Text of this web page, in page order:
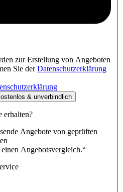
zur Erstellung von Angeboten
Sie derDatenschutzerklärung
& unverbindlich
erhalten?
Angebote von geprüften
Angebotsvergleich.“